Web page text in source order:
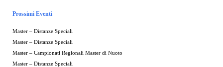
Prossimi Eventi
Master – Distanze Speciali
Master – Distanze Speciali
Master – Campionati Regionali Master di Nuoto
Master – Distanze Speciali